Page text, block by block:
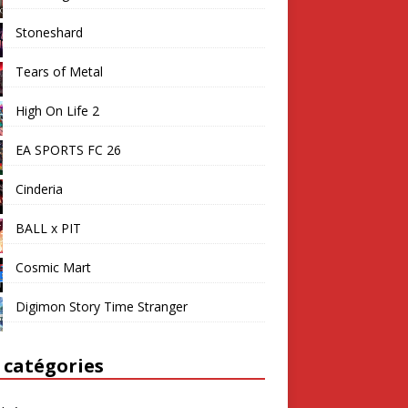
Stoneshard
Tears of Metal
High On Life 2
EA SPORTS FC 26
Cinderia
BALL x PIT
Cosmic Mart
Digimon Story Time Stranger
catégories